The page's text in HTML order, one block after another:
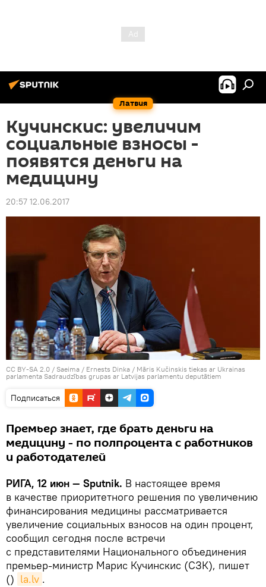
Латвия
Кучинскис: увеличим
социальные взносы -
появятся деньги на
медицину
20:57 12.06.2017
CC BY-SA 2.0 / Saeima / Ernests Dinka / Māris Kučinskis tiekas ar Ukrainas
parlamenta Sadraudzības grupas ar Latvijas parlamentu deputātiem
Подписаться
Премьер знает, где брать деньги на
медицину - по полпроцента с работников
и работодателей
РИГА, 12 июн — Sputnik. В настоящее время
в качестве приоритетного решения по увеличению
финансирования медицины рассматривается
увеличение социальных взносов на один процент,
сообщил сегодня после встречи
с представителями Национального объединения
премьер-министр Марис Кучинскис (СЗК), пишет
() la.lv .